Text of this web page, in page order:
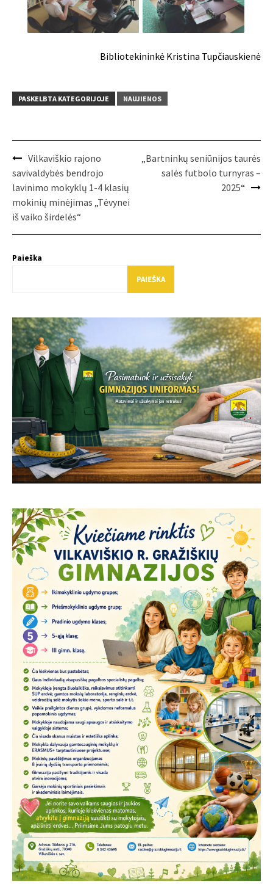
Bibliotekininkė Kristina Tupčiauskienė
PASKELBTA KATEGORIJOJE NAUJIENOS
Post
navigation
Vilkaviškio rajono
savivaldybės bendrojo
lavinimo mokyklų 1-4 klasių
mokinių minėjimas „Tėvynei
iš vaiko širdelės“
„Bartninkų seniūnijos taurės
salės futbolo turnyras –
2025“
Paieška
PAIEŠKA